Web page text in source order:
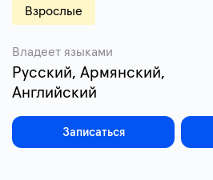
Взрослые
Владеет языками
Русский, Армянский,
Английский
Записаться